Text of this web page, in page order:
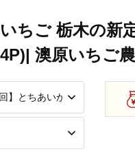
いちご 栃木の新
澳原いちご